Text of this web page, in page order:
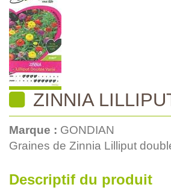
ZINNIA
Marque : GONDIAN
Graines de Zinnia Lilliput
Descriptif du produit